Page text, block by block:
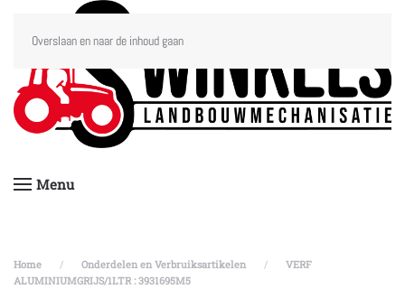
Overslaan en naar de inhoud gaan
Menu
Home Onderdelen en Verbruiksartikelen
VERF
ALUMINIUMGRIJS/1LTR : 3931695M5